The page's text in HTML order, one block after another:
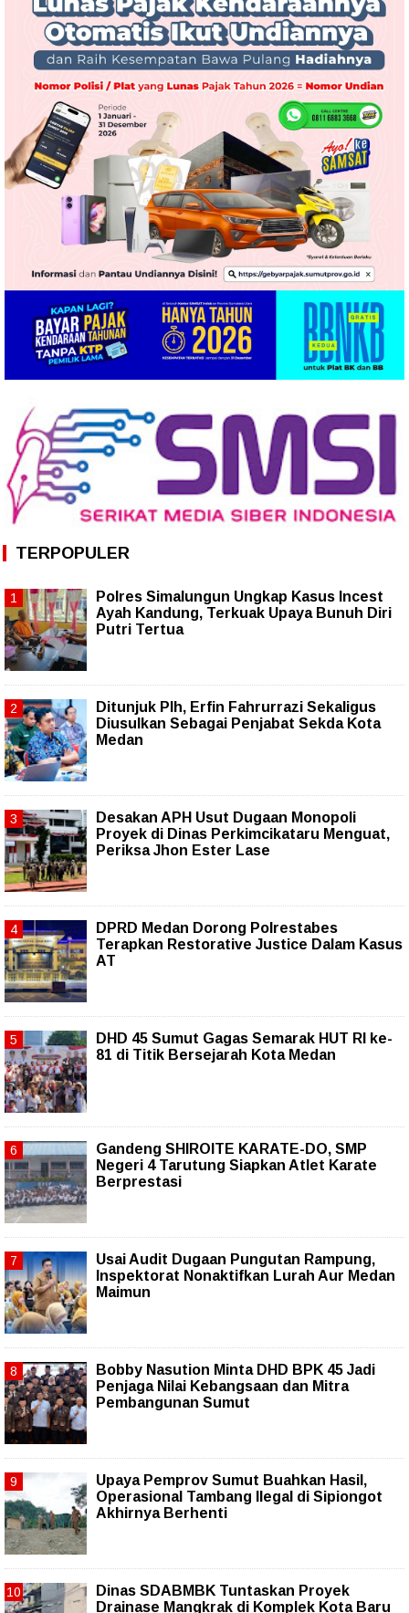
TERPOPULER
Polres Simalungun Ungkap Kasus Incest
Ayah Kandung, Terkuak Upaya Bunuh Diri
Putri Tertua
Ditunjuk Plh, Erfin Fahrurrazi Sekaligus
Diusulkan Sebagai Penjabat Sekda Kota
Medan
Desakan APH Usut Dugaan Monopoli
Proyek di Dinas Perkimcikataru Menguat,
Periksa Jhon Ester Lase
DPRD Medan Dorong Polrestabes
Terapkan Restorative Justice Dalam Kasus
AT
DHD 45 Sumut Gagas Semarak HUT RI ke-
81 di Titik Bersejarah Kota Medan
Gandeng SHIROITE KARATE-DO, SMP
Negeri 4 Tarutung Siapkan Atlet Karate
Berprestasi
Usai Audit Dugaan Pungutan Rampung,
Inspektorat Nonaktifkan Lurah Aur Medan
Maimun
Bobby Nasution Minta DHD BPK 45 Jadi
Penjaga Nilai Kebangsaan dan Mitra
Pembangunan Sumut
Upaya Pemprov Sumut Buahkan Hasil,
Operasional Tambang Ilegal di Sipiongot
Akhirnya Berhenti
Dinas SDABMBK Tuntaskan Proyek
Drainase Mangkrak di Komplek Kota Baru